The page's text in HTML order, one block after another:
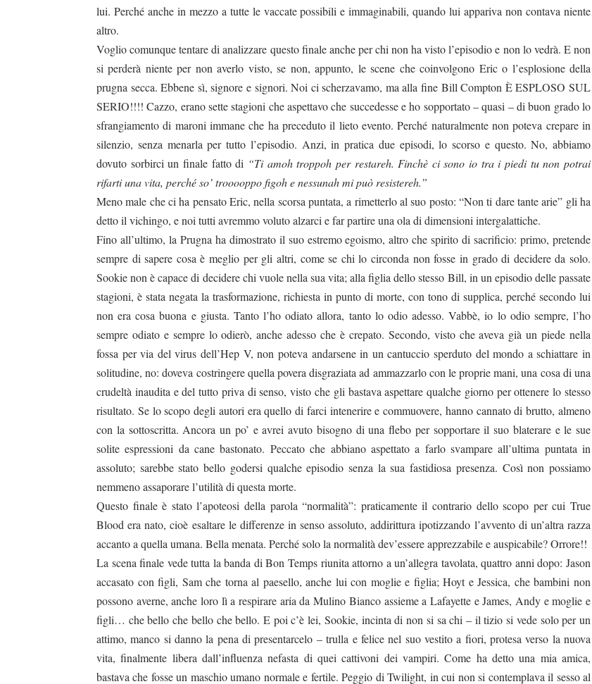
lui. Perché anche in mezzo a tutte le vaccate possibili e immaginabili, quando lui appariva non contava niente
altro.
Voglio comunque tentare di analizzare questo finale anche per chi non ha visto l’episodio e non lo vedrà. E non
si perderà niente per non averlo visto, se non, appunto, le scene che coinvolgono Eric o l’esplosione della
prugna secca. Ebbene sì, signore e signori. Noi ci scherzavamo, ma alla fine Bill Compton ÈESPLOSO SUL
SERIO!!!! Cazzo, erano sette stagioni che aspettavo che succedesse e ho sopportato – quasi – di buon grado lo
sfrangiamento di maroni immane che ha preceduto il lieto evento. Perché naturalmente non poteva crepare in
silenzio, senza menarla per tutto l’episodio. Anzi, in pratica due episodi, lo scorso e questo. No, abbiamo
dovuto sorbirci un finale fatto di “Ti amoh troppoh per restareh. Finchè ci sono io tra i piedi tu non potrai
rifarti una vita, perché so’ trooooppo figoh e nessunah mi può resistereh.”
Meno male che ci ha pensato Eric, nella scorsa puntata, a rimetterlo al suo posto: “Non ti dare tante arie” gli ha
detto il vichingo, e noi tutti avremmo voluto alzarci e far partire una ola di dimensioni intergalattiche.
Fino all’ultimo, la Prugna ha dimostrato il suo estremo egoismo, altro che spirito di sacrificio: primo, pretende
sempre di sapere cosa è meglio per gli altri, come se chi lo circonda non fosse in grado di decidere da solo.
Sookie non è capace di decidere chi vuole nella sua vita; alla figlia dello stesso Bill, in un episodio delle passate
stagioni, è stata negata la trasformazione, richiesta in punto di morte, con tono di supplica, perché secondo lui
non era cosa buona e giusta. Tanto l’ho odiato allora, tanto lo odio adesso. Vabbè, io lo odio sempre, l’ho
sempre odiato e sempre lo odierò, anche adesso che è crepato. Secondo, visto che aveva già un piede nella
fossa per via del virus dell’Hep V, non poteva andarsene in un cantuccio sperduto del mondo a schiattare in
solitudine, no: doveva costringere quella povera disgraziata ad ammazzarlo con le proprie mani, una cosa di una
crudeltà inaudita e del tutto priva di senso, visto che gli bastava aspettare qualche giorno per ottenere lo stesso
risultato. Se lo scopo degli autori era quello di farci intenerire e commuovere, hanno cannato di brutto, almeno
con la sottoscritta. Ancora un po’ e avrei avuto bisogno di una flebo per sopportare il suo blaterare e le sue
solite espressioni da cane bastonato. Peccato che abbiano aspettato a farlo svampare all’ultima puntata in
assoluto; sarebbe stato bello godersi qualche episodio senza la sua fastidiosa presenza. Così non possiamo
nemmeno assaporare l’utilità di questa morte.
Questo finale è stato l’apoteosi della parola “normalità”: praticamente il contrario dello scopo per cui True
Blood era nato, cioè esaltare le differenze in senso assoluto, addirittura ipotizzando l’avvento di un’altra razza
accanto a quella umana. Bella menata. Perché solo la normalità dev’essere apprezzabile e auspicabile? Orrore!!
La scena finale vede tutta la banda di Bon Temps riunita attorno a un’allegra tavolata, quattro anni dopo: Jason
accasato con figli, Sam che torna al paesello, anche lui con moglie e figlia; Hoyt e Jessica, che bambini non
possono averne, anche loro lì a respirare aria da Mulino Bianco assieme a Lafayette e James, Andy e moglie e
figli… che bello che bello che bello. E poi c’è lei, Sookie, incinta di non si sa chi – il tizio si vede solo per un
attimo, manco si danno la pena di presentarcelo – trulla e felice nel suo vestito a fiori, protesa verso la nuova
vita, finalmente libera dall’influenza nefasta di quei cattivoni dei vampiri. Come ha detto una mia amica,
bastava che fosse un maschio umano normale e fertile. Peggio di Twilight, in cui non si contemplava il sesso al